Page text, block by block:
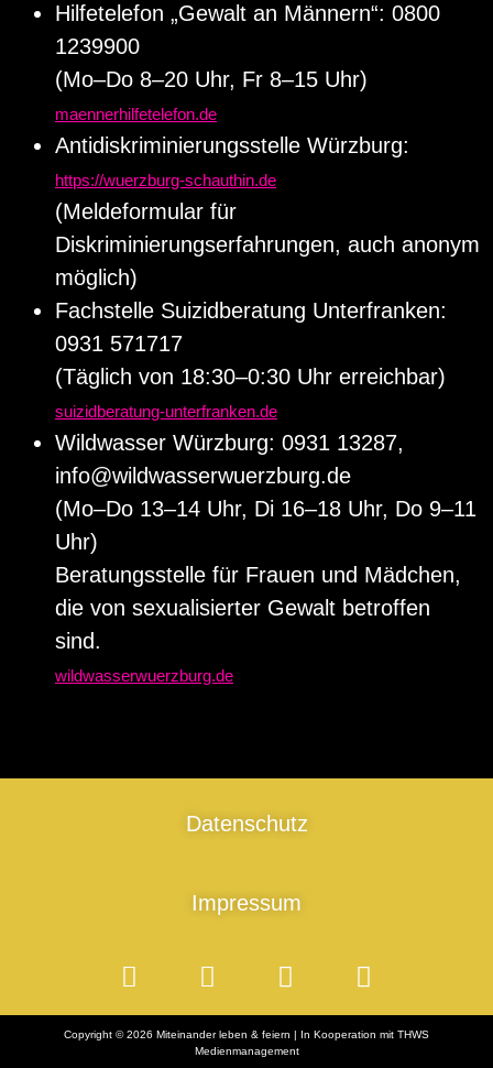
Hilfetelefon „Gewalt an Männern“: 0800
1239900
(Mo–Do 8–20 Uhr, Fr 8–15 Uhr)
maennerhilfetelefon.de
Antidiskriminierungsstelle Würzburg:
https://wuerzburg-schauthin.de
(Meldeformular für
Diskriminierungserfahrungen, auch anonym
möglich)
Fachstelle Suizidberatung Unterfranken:
0931 571717
(Täglich von 18:30–0:30 Uhr erreichbar)
suizidberatung-unterfranken.de
Wildwasser Würzburg: 0931 13287,
info@wildwasserwuerzburg.de
(Mo–Do 13–14 Uhr, Di 16–18 Uhr, Do 9–11
Uhr)
Beratungsstelle für Frauen und Mädchen,
die von sexualisierter Gewalt betroffen
sind.
wildwasserwuerzburg.de
Datenschutz
Impressum
Copyright © 2026 Miteinander leben & feiern | In Kooperation mit THWS
Medienmanagement